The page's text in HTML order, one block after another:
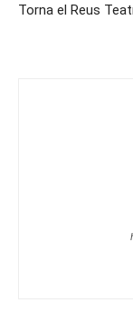
Torna el Reus